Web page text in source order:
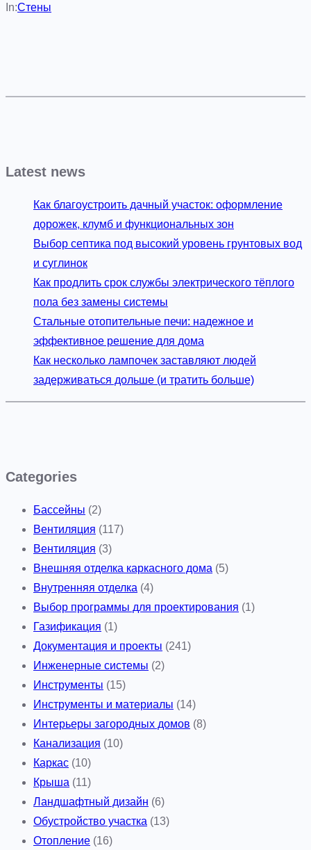
In:Стены
Latest news
Как благоустроить дачный участок: оформление
дорожек, клумб и функциональных зон
Выбор септика под высокий уровень грунтовых вод
и суглинок
Как продлить срок службы электрического тёплого
пола без замены системы
Стальные отопительные печи: надежное и
эффективное решение для дома
Как несколько лампочек заставляют людей
задерживаться дольше (и тратить больше)
Categories
Бассейны (2)
Вентиляция (117)
Вентиляция (3)
Внешняя отделка каркасного дома (5)
Внутренняя отделка (4)
Выбор программы для проектирования (1)
Газификация (1)
Документация и проекты (241)
Инженерные системы (2)
Инструменты (15)
Инструменты и материалы (14)
Интерьеры загородных домов (8)
Канализация (10)
Каркас (10)
Крыша (11)
Ландшафтный дизайн (6)
Обустройство участка (13)
Отопление (16)